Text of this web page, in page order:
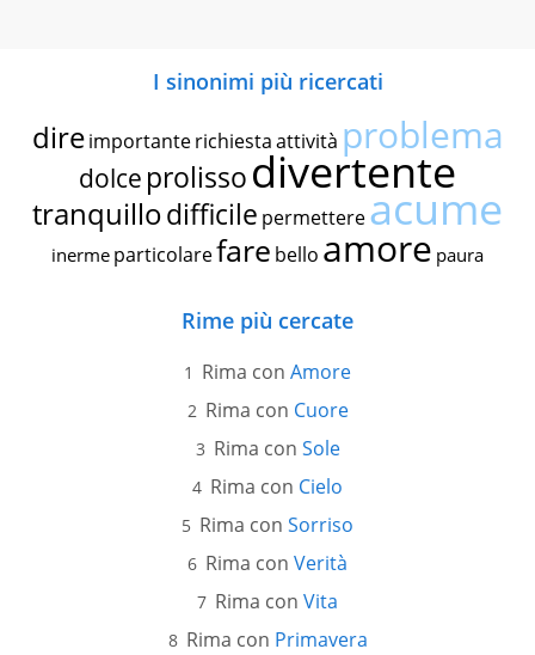
I sinonimi più ricercati
dire importante richiestaattività problema
dolce prolissodivertente
tranquillodifficile permettereacume
inerme particolarefare bello amore paura
Rime più cercate
Rima con Amore
Rima con Cuore
Rima con Sole
Rima con Cielo
Rima con Sorriso
Rima con Verità
Rima con Vita
Rima con Primavera